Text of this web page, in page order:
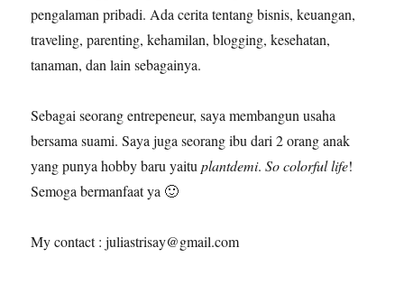
pengalaman pribadi. Ada cerita tentang bisnis, keuangan,
traveling, parenting, kehamilan, blogging, kesehatan,
tanaman, dan lain sebagainya.
Sebagai seorang entrepeneur, saya membangun usaha
bersama suami. Saya juga seorang ibu dari 2 orang anak
yang punya hobby baru yaituplantdemi. So colorful life!
Semoga bermanfaat ya 🙂
My contact : juliastrisay@gmail.com